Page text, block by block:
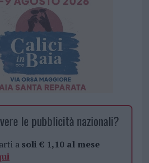
le pubblicità nazionali?
a soli € 1,10 al mese